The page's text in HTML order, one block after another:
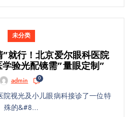
未分类
就行！北京爱尔眼科医院
验光配镜需”量眼定制”
admin 0
院视光及小儿眼病科接诊了一位特
殊的&#8…